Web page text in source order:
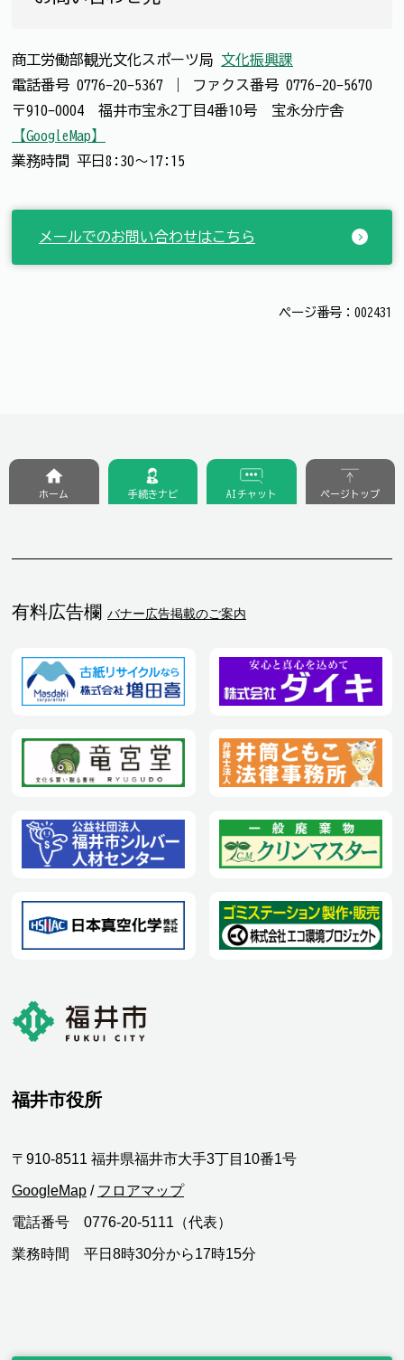
商工労働部観光文化スポーツ局 文化振興課
電話番号 0776-20-5367 ファクス番号 0776-20-5670
〒910-0004 福井市宝永2丁目4番10号 宝永分庁舎
【GoogleMap】
業務時間 平日8:30～17:15
メールでのお問い合わせはこちら
ページ番号：002431
有料広告欄 バナー広告掲載のご案内
ホーム 手続きナビ AIチャット ページトップ
福井市役所
〒910-8511 福井県福井市大手3丁目10番1号
GoogleMap / フロアマップ
電話番号 0776-20-5111（代表）
業務時間 平日8時30分から17時15分